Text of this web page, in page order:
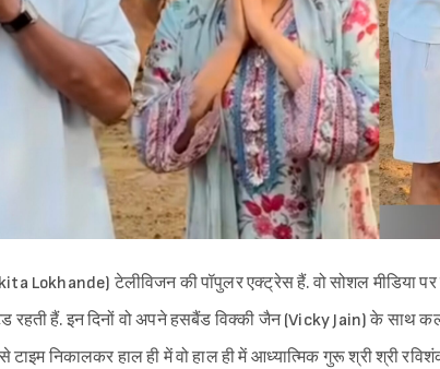
Lokhande) टेलीविजन की पॉपुलर एक्ट्रेस हैं. वो सोशल मीडिया पर
हैं. इन दिनों वो अपने हसबैंड विक्की जैन (Vicky Jain) के साथ
टाइम निकालकर हाल ही में वो हाल ही में आध्यात्मिक गुरू श्री श्री